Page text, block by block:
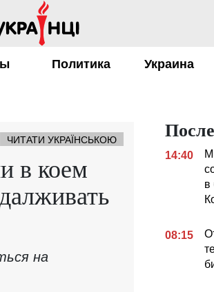
Политика Украина
ЧИТАТИ УКРАЇНСЬКОЮ
в коем
на
14:40
в
08:15